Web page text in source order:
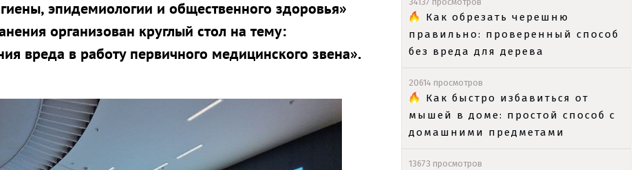
Как обрезать черешню
правильно: проверенный способ
без вреда для дерева
20614 просмотров
Как быстро избавиться от
мышей в доме: простой способ с
домашними предметами
13673 просмотров
эпидемиологии и общественного здоровья»
организован круглый стол на тему:
вреда в работу первичного медицинского звена».